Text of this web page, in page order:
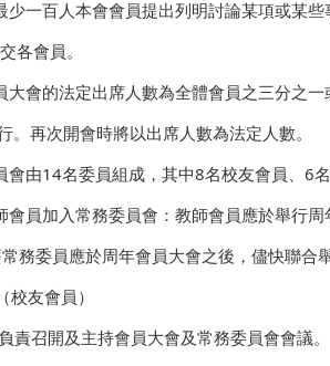
少一百人本會會員提出列明討論某項或某
各會員。
大會的法定出席人數為全體會員之三分之
。再次開會時將以出席人數為法定人數。
會由14名委員組成，其中8名校友會員、6名
會員加入常務委員會：教師會員應於舉行
務委員應於周年會員大會之後，儘快聯合
校友會員）
負責召開及主持會員大會及常務委員會會議。